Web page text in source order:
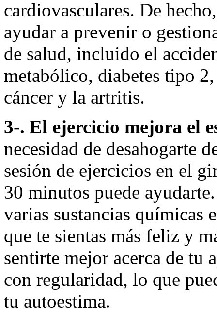
cardiovasculares. De
ayudar a prevenir o
de salud, incluido el
metabólico, diabetes tipo
cáncer y la artritis.
3-. El ejercicio mejora el
necesidad de desahogarte
sesión de ejercicios en el
30 minutos puede
varias sustancias químicas
que te sientas más feliz y
sentirte mejor acerca de tu
con regularidad, lo que
tu autoestima.